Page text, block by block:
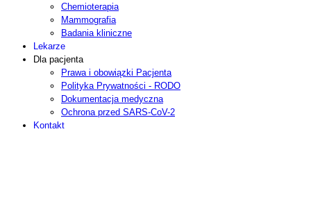
Chemioterapia
Mammografia
Badania kliniczne
Lekarze
Dla pacjenta
Prawa i obowiązki Pacjenta
Polityka Prywatności - RODO
Dokumentacja medyczna
Ochrona przed SARS-CoV-2
Kontakt